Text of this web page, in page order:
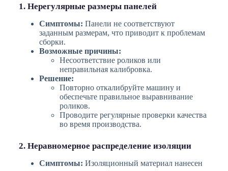
1. Нерегулярные размеры панелей
Симптомы: Панели не соответствуют
заданным размерам, что приводит к проблемам
сборки.
Возможные причины:
Несоответствие роликов или
неправильная калибровка.
Решение:
Повторно откалибруйте машину и
обеспечьте правильное выравнивание
роликов.
Проводите регулярные проверки качества
во время производства.
2. Неравномерное распределение изоляции
Симптомы: Изоляционный материал нанесен